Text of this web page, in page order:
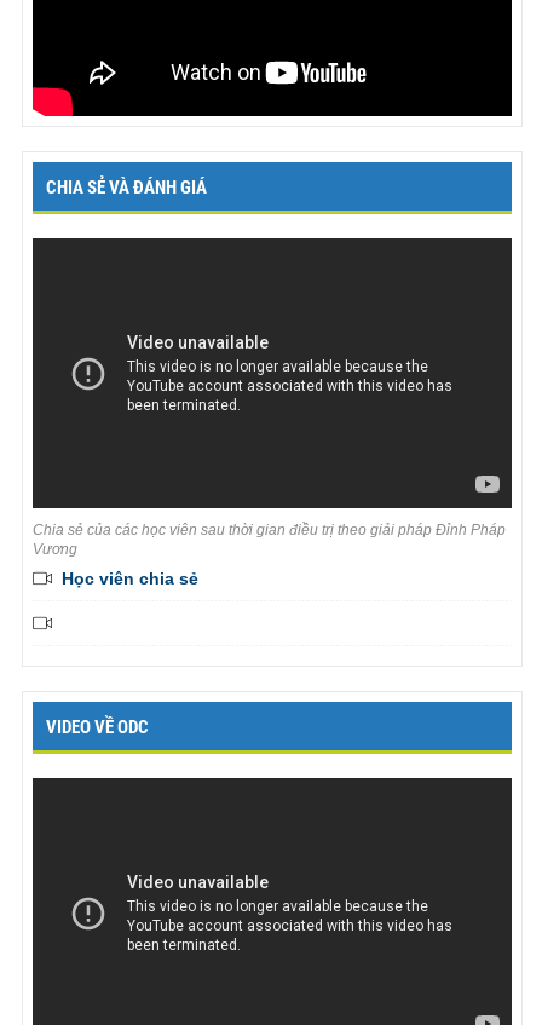
CHIA SẺ VÀ ĐÁNH GIÁ
Chia sẻ của các học viên sau thời gian điều trị theo giải pháp Đỉnh Pháp
Vương
Học viên chia sẻ
VIDEO VỀ ODC